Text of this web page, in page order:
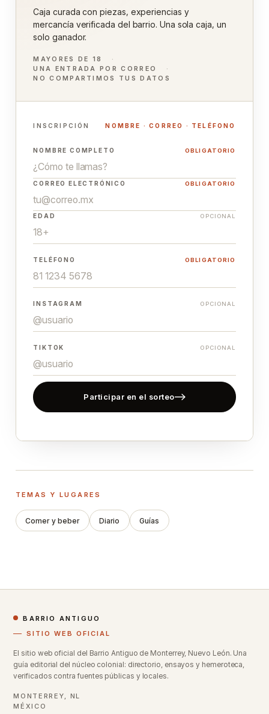
Caja curada con piezas, experiencias y
mercancía verificada del barrio. Una sola caja, un
solo ganador.
MAYORES DE 18
UNA ENTRADA POR CORREO
NO COMPARTIMOS TUS DATOS
INSCRIPCIÓN NOMBRE · CORREO · TELÉFONO
NOMBRE COMPLETO OBLIGATORIO
CORREO ELECTRÓNICO OBLIGATORIO
EDAD OPCIONAL
TELÉFONO OBLIGATORIO
INSTAGRAM OPCIONAL
TIKTOK OPCIONAL
Participar en el sorteo
TEMAS Y LUGARES
Comer y beber Diario Guías
BARRIO ANTIGUO
SITIO WEB OFICIAL
El sitio web oficial del Barrio Antiguo de Monterrey, Nuevo León. Una
guía editorial del núcleo colonial: directorio, ensayos y hemeroteca,
verificados contra fuentes públicas y locales.
MONTERREY, NL
MÉXICO